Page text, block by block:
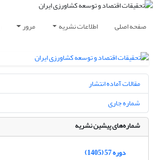
صفحه اصلی اطلاعات نشریه مرور
مقالات آماده انتشار
شماره جاری
شماره‌های پیشین نشریه
دوره 57 (1405)